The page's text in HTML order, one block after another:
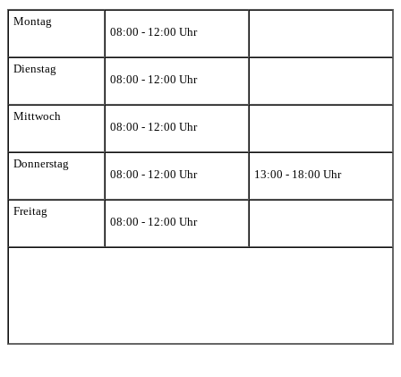
Montag
08:00 - 12:00 Uhr
Dienstag
08:00 - 12:00 Uhr
Mittwoch
08:00 - 12:00 Uhr
Donnerstag
08:00 - 12:00 Uhr
13:00 - 18:00 Uhr
Freitag
08:00 - 12:00 Uhr